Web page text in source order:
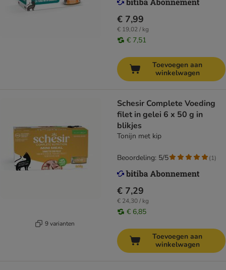
€ 7,99
€ 19,02 / kg
€ 7,51
Toevoegen aan
winkelwagen
9 varianten
Schesir Complete Voeding
filet in gelei 6 x 50 g in
blikjes
Tonijn met kip
€ 7,29
€ 24,30 / kg
€ 6,85
Beoordeling: 5/5 (1)
Toevoegen aan
winkelwagen